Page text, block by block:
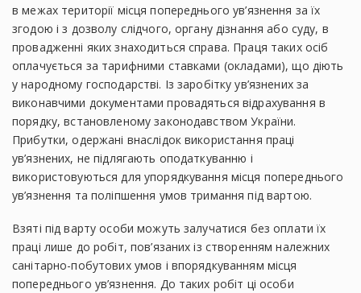
в межах території місця попереднього ув’язнення за їх
згодою і з дозволу слідчого, органу дізнання або суду, в
провадженні яких знаходиться справа. Праця таких осіб
оплачується за тарифними ставками (окладами), що діють
у народному господарстві. Із заробітку ув’язнених за
виконавчими документами провадяться відрахування в
порядку, встановленому законодавством України.
Прибутки, одержані внаслідок використання праці
ув’язнених, не підлягають оподаткуванню і
використовуються для упорядкування місця попереднього
ув’язнення та поліпшення умов тримання під вартою.
Взяті під варту особи можуть залучатися без оплати їх
праці лише до робіт, пов’язаних із створенням належних
санітарно-побутових умов і впорядкуванням місця
попереднього ув’язнення. До таких робіт ці особи